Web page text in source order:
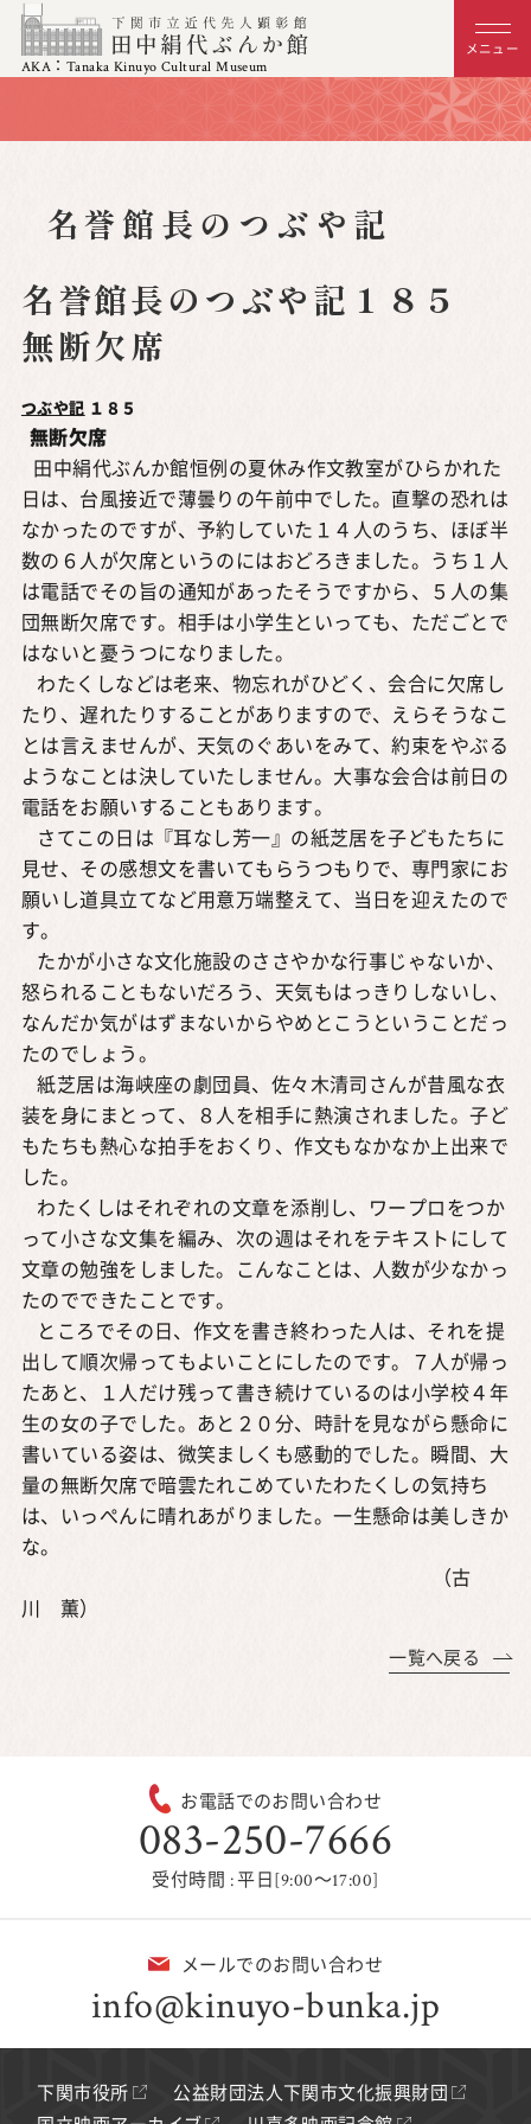
AKA：Tanaka Kinuyo Cultural Museum
メニュー
名誉館長のつぶや記
名誉館長のつぶや記１８５
無断欠席
つぶや記 １８５
無断欠席
田中絹代ぶんか館恒例の夏休み作文教室がひらかれた
日は、台風接近で薄曇りの午前中でした。直撃の恐れは
なかったのですが、予約していた１４人のうち、ほぼ半
数の６人が欠席というのにはおどろきました。うち１人
は電話でその旨の通知があったそうですから、５人の集
団無断欠席です。相手は小学生といっても、ただごとで
はないと憂うつになりました。
わたくしなどは老来、物忘れがひどく、会合に欠席し
たり、遅れたりすることがありますので、えらそうなこ
とは言えませんが、天気のぐあいをみて、約束をやぶる
ようなことは決していたしません。大事な会合は前日の
電話をお願いすることもあります。
さてこの日は『耳なし芳一』の紙芝居を子どもたちに
見せ、その感想文を書いてもらうつもりで、専門家にお
願いし道具立てなど用意万端整えて、当日を迎えたので
す。
たかが小さな文化施設のささやかな行事じゃないか、
怒られることもないだろう、天気もはっきりしないし、
なんだか気がはずまないからやめとこうということだっ
たのでしょう。
紙芝居は海峡座の劇団員、佐々木清司さんが昔風な衣
装を身にまとって、８人を相手に熱演されました。子ど
もたちも熱心な拍手をおくり、作文もなかなか上出来で
した。
わたくしはそれぞれの文章を添削し、ワープロをつか
って小さな文集を編み、次の週はそれをテキストにして
文章の勉強をしました。こんなことは、人数が少なかっ
たのでできたことです。
ところでその日、作文を書き終わった人は、それを提
出して順次帰ってもよいことにしたのです。７人が帰っ
たあと、１人だけ残って書き続けているのは小学校４年
生の女の子でした。あと２０分、時計を見ながら懸命に
書いている姿は、微笑ましくも感動的でした。瞬間、大
量の無断欠席で暗雲たれこめていたわたくしの気持ち
は、いっぺんに晴れあがりました。一生懸命は美しきか
な。
（古
川 薫）
一覧へ戻る
お電話でのお問い合わせ
083-250-7666
受付時間 : 平日[9:00～17:00]
メールでのお問い合わせ
info@kinuyo-bunka.jp
下関市役所
公益財団法人下関市文化振興財団